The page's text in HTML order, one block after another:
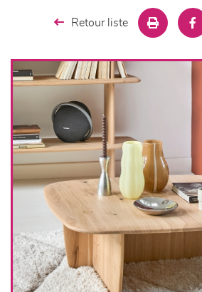
décoration
Retour liste